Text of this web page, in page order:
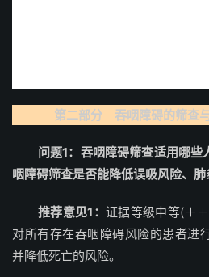
第二部分 吞咽障碍的筛查
问题1：吞咽障碍筛查适用哪
咽障碍筛查是否能降低误吸风险、肺
推荐意见1：证据等级中等(＋
对所有存在吞咽障碍风险的患者进
并降低死亡的风险。